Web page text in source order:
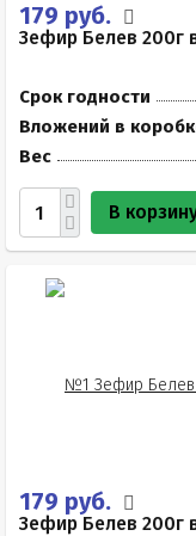
179 руб.
Зефир Белев
Срок годности
Вложений в
Вес
В
179 руб.
Зефир Белев